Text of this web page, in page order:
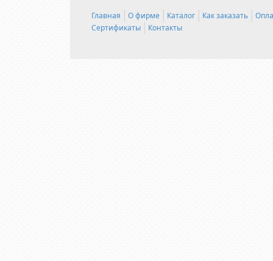
Главная О фирме Каталог Как заказать
Сертификаты
Контакты